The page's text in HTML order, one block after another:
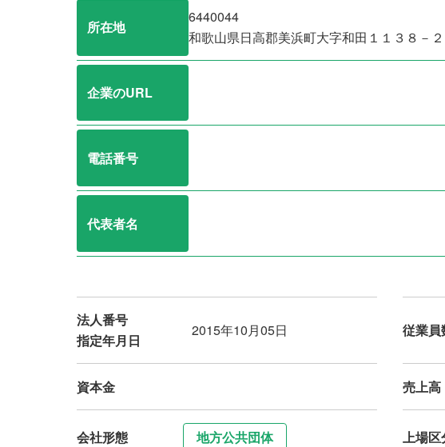
所在地
6440044
和歌山県日高郡美浜町大字和田１１３８－
企業のURL
電話番号
代表者名
法人番号
指定年月日
2015年10月05日 従業員
資本金 売上高
会社形態 地方公共団体 上場区